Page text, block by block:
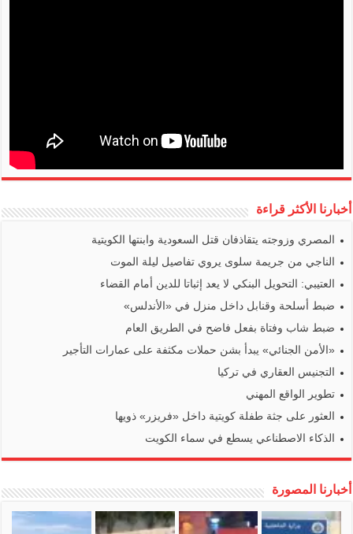
أخبارنا الأكثر قراءة
المصري وزوجته يتقاذفان قتل السعودية وابنتها الكويتية
الناجي من جريمة سلوى يروي تفاصيل ليلة الموت
العتيبي: التحويل البنكي لا يعد إثباتا للدين أمام القضاء
ضبط أسلحة وقنابل داخل منزل في «الأندلس»
ضبط شاب وفتاة بفعل فاضح في الطريق العام
«الأمن الجنائي» يبدأ بشن حملات مكثفة على عمارات التأجير
التجنيس العقاري في تركيا
تطوير الواقع المهني
العثور على جثة طفلة كويتية داخل «فريزر» ذويها
الذكاء الاصطناعي يسطع في سماء الكويت
أخبارنا المصورة